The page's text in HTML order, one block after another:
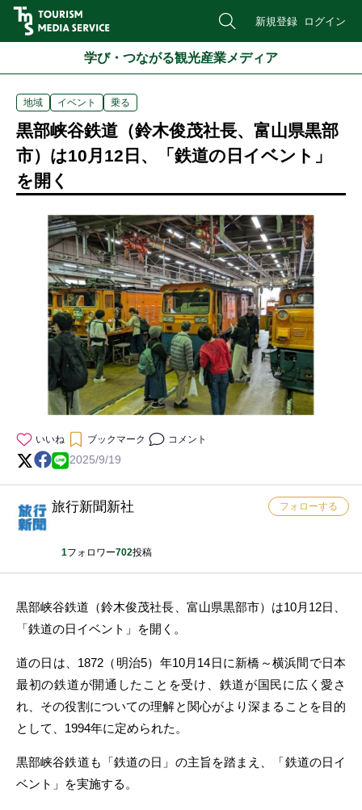
新規登録 ログイン
学び・つながる観光産業メディア
地域 イベント 乗る
黒部峡谷鉄道（鈴木俊茂社長、富山県黒部
市）は10月12日、「鉄道の日イベント」
を開く
いいね ブックマーク コメント
2025/9/19
旅行新聞新社
1フォロワー702投稿
フォローする
黒部峡谷鉄道（鈴木俊茂社長、富山県黒部市）は10月12日、
「鉄道の日イベント」を開く。
道の日は、1872（明治5）年10月14日に新橋～横浜間で日本
最初の鉄道が開通したことを受け、鉄道が国民に広く愛さ
れ、その役割についての理解と関心がより深まることを目的
として、1994年に定められた。
黒部峡谷鉄道も「鉄道の日」の主旨を踏まえ、「鉄道の日イ
ベント」を実施する。